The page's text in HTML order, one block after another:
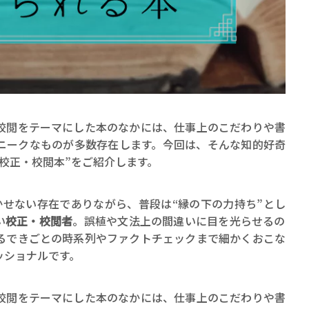
をテーマにした本のなかには、仕事上のこだわりや書
クなものが多数存在します。今回は、そんな知的好奇
・校閲本”をご紹介します。
ない存在でありながら、普段は“縁の下の力持ち”とし
校正・校閲者。誤植や文法上の間違いに目を光らせるの
きごとの時系列やファクトチェックまで細かくおこな
ョナルです。
をテーマにした本のなかには、仕事上のこだわりや書
著／川瀬七緒